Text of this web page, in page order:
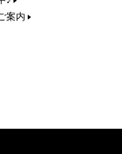
案内